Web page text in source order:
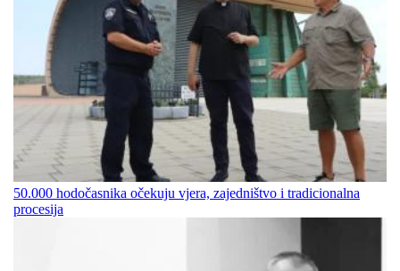
50.000 hodočasnika očekuju vjera, zajedništvo i tradicionalna
procesija